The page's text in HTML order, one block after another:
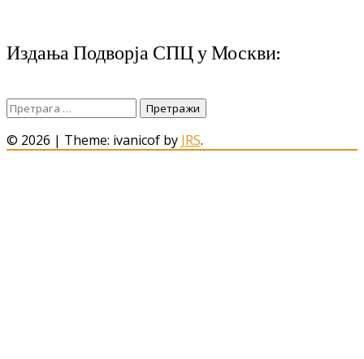
Издања Подворја СПЦ у Москви:
Претрага
за:
© 2026 | Theme: ivanicof by JRS.